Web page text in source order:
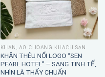
KHĂN, ÁO CHOÀNG KHÁCH SẠN
KHĂN THÊU NỔI LOGO “SEN
PEARL HOTEL” – SANG TINH TẾ,
NHÌN LÀ THẤY CHUẨN